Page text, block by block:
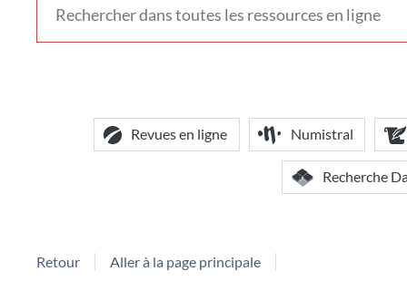
voir
Revues en ligne Numistral
Recherche
Retour Aller à la page principale